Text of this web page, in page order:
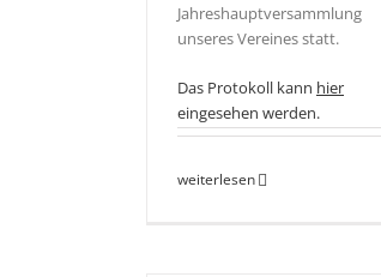
Jahreshauptversammlung
unseres Vereines statt.
Das Protokoll kann hier
eingesehen werden.
weiterlesen